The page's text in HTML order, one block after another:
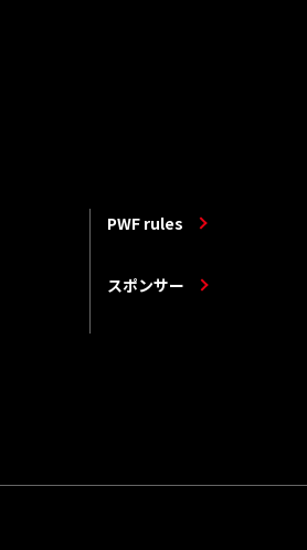
PWF rules
スポンサー